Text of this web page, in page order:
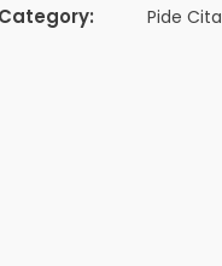
Category: Pide Cita